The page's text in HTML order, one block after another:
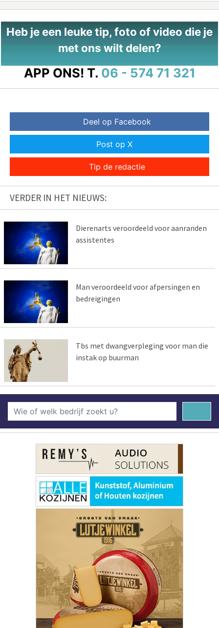
Heb je een leuke tip, foto of video die je
met ons wilt delen?
APP ONS! T. 06 - 574 71 321
Deel op Facebook
Post op X
Tip de redactie
VERDER IN HET NIEUWS:
Dierenarts veroordeeld voor aanranden
assistentes
Man veroordeeld voor afpersingen en
bedreigingen
Tbs met dwangverpleging voor man die
instak op buurman